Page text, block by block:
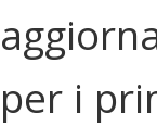
per i